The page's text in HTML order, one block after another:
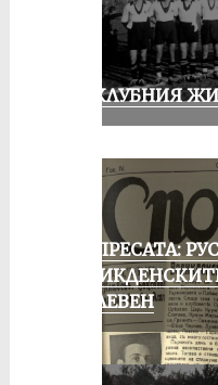
ИЗ КЛУБНИЯ
ОТ ПРЕСАТА:
В ПЛЕВЕН